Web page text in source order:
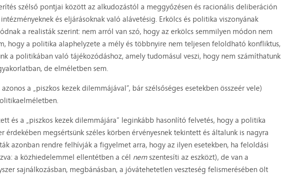
szélső pontjai között az alkudozástól a meggyőzésen és racionális deliberáción
és eljárásoknak való alávetésig. Erkölcs és politika viszonyának
a realisták szerint: nem arról van szó, hogy az erkölcs semmilyen módon nem
hogy a politika alaphelyzete a mély és többnyire nem teljesen feloldható konfliktus,
a politikában való tájékozódáshoz, amely tudomásul veszi, hogy nem számíthatunk
de elméletben sem.
a „piszkos kezek dilemmájával”, bár szélsőséges esetekben összeér vele)
és a „piszkos kezek dilemmájára” leginkább hasonlító felvetés, hogy a politika
érdekében megsértsünk széles körben érvényesnek tekintett és általunk is nagyra
azonban rendre felhívják a figyelmet arra, hogy az ilyen esetekben, ha feloldási
a közhiedelemmel ellentétben a cél nemszentesíti az eszközt), de van a
sajnálkozásban, megbánásban, a jóvátehetetlen veszteség felismerésében ölt